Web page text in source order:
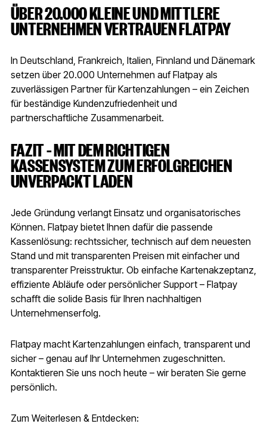
ÜBER 20.000 KLEINE UND MITTLERE
UNTERNEHMEN VERTRAUEN FLATPAY
In Deutschland, Frankreich, Italien, Finnland und Dänemark
setzen über 20.000 Unternehmen auf Flatpay als
zuverlässigen Partner für Kartenzahlungen – ein Zeichen
für beständige Kundenzufriedenheit und
partnerschaftliche Zusammenarbeit.
FAZIT – MIT DEM RICHTIGEN
KASSENSYSTEM ZUM ERFOLGREICHEN
UNVERPACKT LADEN
Jede Gründung verlangt Einsatz und organisatorisches
Können. Flatpay bietet Ihnen dafür die passende
Kassenlösung: rechtssicher, technisch auf dem neuesten
Stand und mit transparenten Preisen mit einfacher und
transparenter Preisstruktur. Ob einfache Kartenakzeptanz,
effiziente Abläufe oder persönlicher Support – Flatpay
schafft die solide Basis für Ihren nachhaltigen
Unternehmenserfolg.
Flatpay macht Kartenzahlungen einfach, transparent und
sicher – genau auf Ihr Unternehmen zugeschnitten.
Kontaktieren Sie uns noch heute – wir beraten Sie gerne
persönlich.
Zum Weiterlesen & Entdecken: